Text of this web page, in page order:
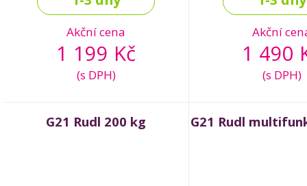
Akční cena
1 199 Kč
(s DPH)
Akční
1 490
(s DPH)
G21 Rudl 200 kg G21 Rudl